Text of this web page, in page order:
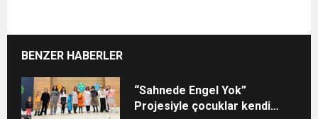
BENZER HABERLER
“Sahnede Engel Yok”
Projesiyle çocuklar kendi